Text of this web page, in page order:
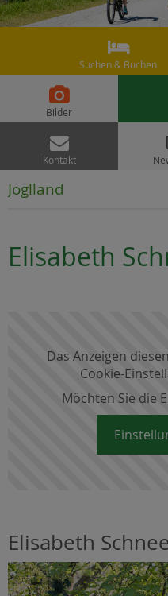

Suchen & Buchen

Bilder

Kontakt
Joglland
Elisabeth
Das Anzeigen
Cookie-
Möchten Sie die
Elisabeth